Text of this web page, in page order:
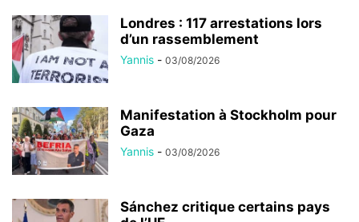
Londres : 117 arrestations lors
d’un rassemblement
Yannis - 03/08/2026
Manifestation à Stockholm pour
Gaza
Yannis - 03/08/2026
Sánchez critique certains pays